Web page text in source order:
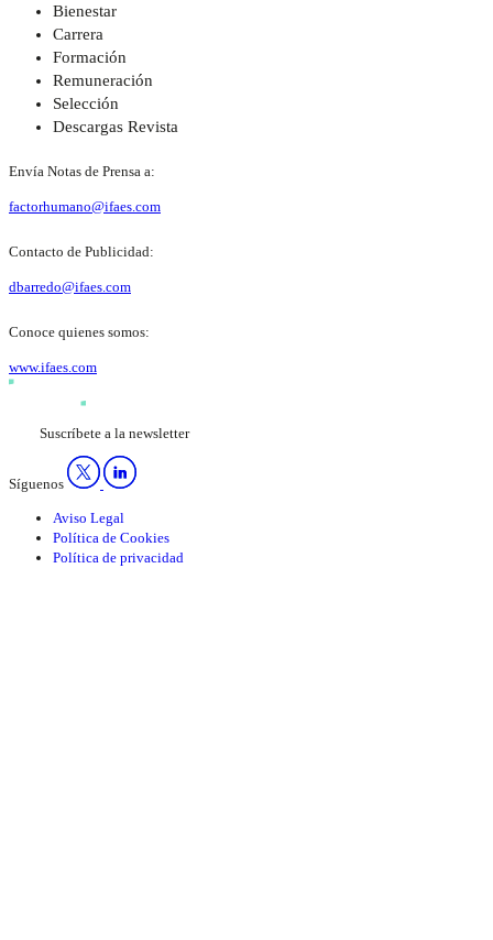
Bienestar
Carrera
Formación
Remuneración
Selección
Descargas Revista
Envía Notas de Prensa a:
factorhumano@ifaes.com
Contacto de Publicidad:
dbarredo@ifaes.com
Conoce quienes somos:
www.ifaes.com
Suscríbete a la newsletter
Síguenos
Aviso Legal
Política de Cookies
Política de privacidad